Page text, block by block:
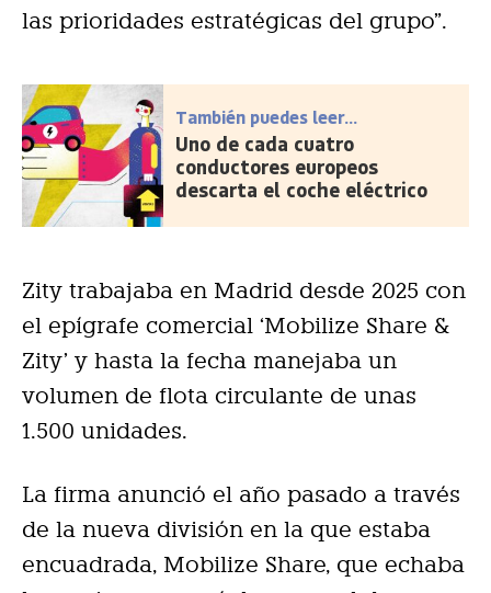
las prioridades estratégicas del grupo”.
También puedes leer...
Uno de cada cuatro
conductores europeos
descarta el coche eléctrico
Zity trabajaba en Madrid desde 2025 con
el epígrafe comercial ‘Mobilize Share &
Zity’ y hasta la fecha manejaba un
volumen de flota circulante de unas
1.500 unidades.
La firma anunció el año pasado a través
de la nueva división en la que estaba
encuadrada, Mobilize Share, que echaba